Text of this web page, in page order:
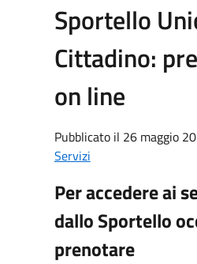
Sportello
Cittadino:
on line
Pubblicato il 26 maggio
Servizi
Per accedere ai
dallo Sportello
prenotare